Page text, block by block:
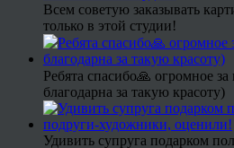
Всем советую заказывать
только в этой студии!
Ребята спасибо🙏 огромное
благодарна за такую красоту)
Удивить супруга подарком